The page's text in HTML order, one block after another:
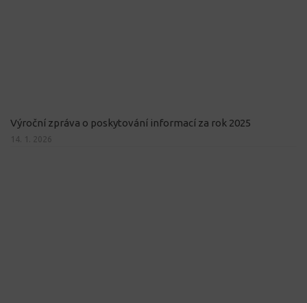
Výroční zpráva o poskytování informací za rok 2025
14. 1. 2026